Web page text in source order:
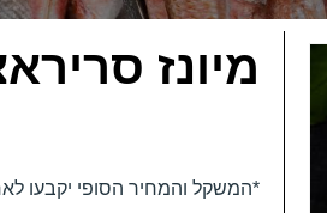
מיונז
*המשקל והמחיר הסופי יקבעו